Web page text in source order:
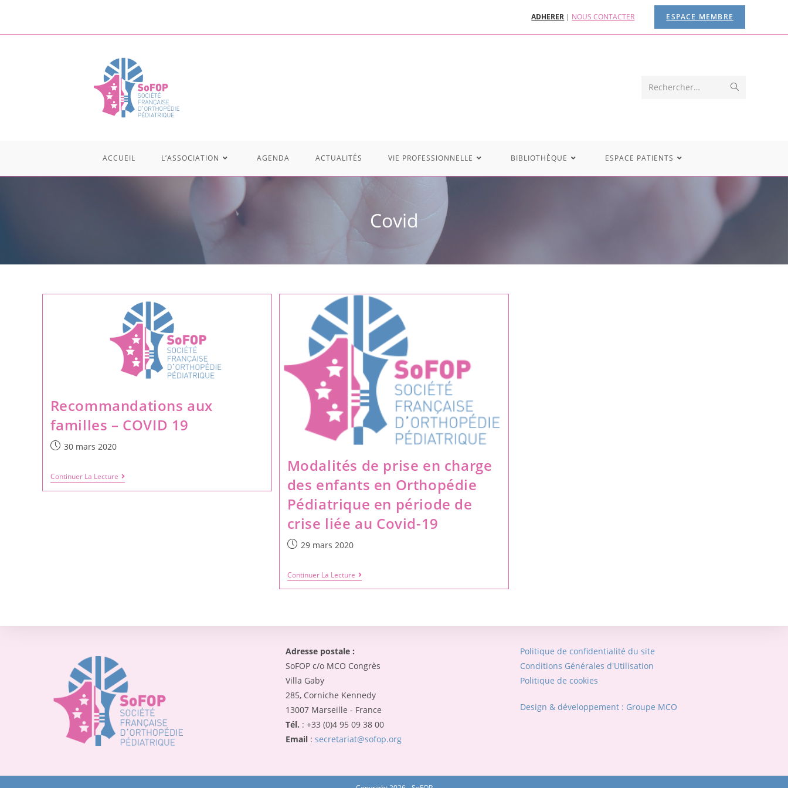
ADHERER | NOUS CONTACTER ESPACE MEMBRE
Rechercher…
ACCUEIL L’ASSOCIATION AGENDA ACTUALITÉS VIE PROFESSIONNELLE BIBLIOTHÈQUE ESPACE PATIENTS
Covid
Recommandations aux
familles – COVID 19
30 mars 2020
Continuer La Lecture
Modalités de prise en charge
des enfants en Orthopédie
Pédiatrique en période de
crise liée au Covid-19
29 mars 2020
Continuer La Lecture
Adresse postale :
SoFOP c/o MCO Congrès
Villa Gaby
285, Corniche Kennedy
13007 Marseille - France
Tél. : +33 (0)4 95 09 38 00
Email : secretariat@sofop.org
Politique de confidentialité du site
Conditions Générales d'Utilisation
Politique de cookies
Design & développement : Groupe MCO